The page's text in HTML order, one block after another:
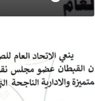
العام
للصحفيين
العرب